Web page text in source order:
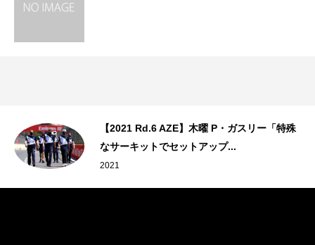
【2021 Rd.6 AZE】木曜 P・ガスリー「特殊
なサーキットでセットアップ...
2021